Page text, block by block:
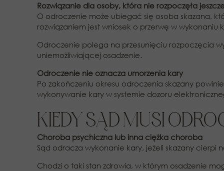
Rozwiązanie dla osoby, która nie rozpoczęła
O odroczenie może ubiegać się osoba skazana,
rozwiązaniem jest wniosek o przerwę w wykonaniu
Odroczenie polega na przesunięciu rozpoczęcia
uniemożliwiającej osadzenie.
Odroczenie nie oznacza umorzenia kary
Po zakończeniu okresu odroczenia skazany
wykonywanie kary w systemie dozoru
KIEDY SĄD MUSI
Choroba psychiczna lub inna ciężka choroba
Sąd odracza wykonanie kary, jeżeli skazany cierpi
Chodzi o taki stan zdrowia, w którym osadzenie